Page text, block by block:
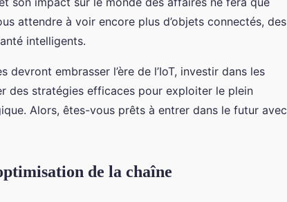
attendre à voir encore plus d’objets connectés, des
intelligents.
embrasser l’ère de l’IoT, investir dans les
des stratégies efficaces pour exploiter le plein
Alors, êtes-vous prêts à entrer dans le futur avec
de la chaîne